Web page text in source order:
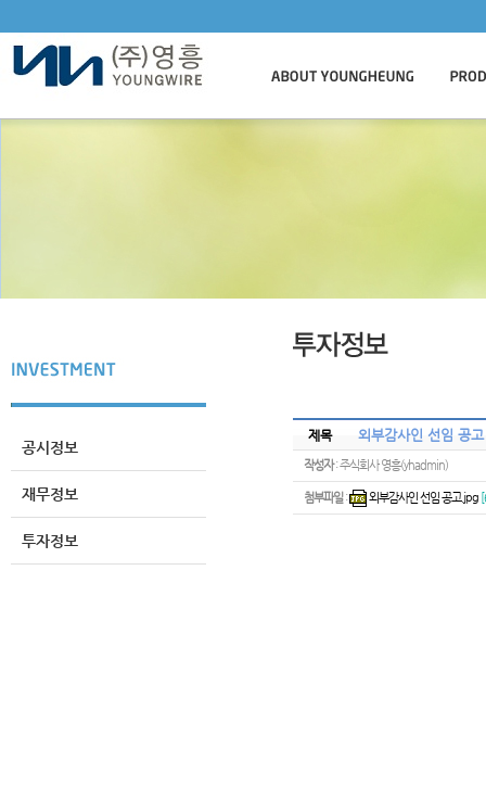
공시정보
재무정보
투자정보
제목 외부감사인 선임 공고
작성자: 주식회사 영흥(yhadmin)
첨부파일: 외부감사인 선임 공고.jpg